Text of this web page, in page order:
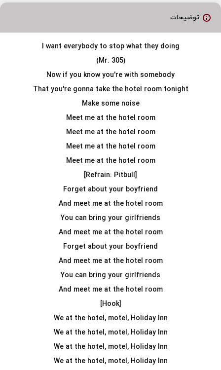
توضیحات
I want everybody to stop what they doing
(Mr. 305)
Now if you know you're with somebody
That you're gonna take the hotel room tonight
Make some noise
Meet me at the hotel room
Meet me at the hotel room
Meet me at the hotel room
Meet me at the hotel room
[Refrain: Pitbull]
Forget about your boyfriend
And meet me at the hotel room
You can bring your girlfriends
And meet me at the hotel room
Forget about your boyfriend
And meet me at the hotel room
You can bring your girlfriends
And meet me at the hotel room
[Hook]
We at the hotel, motel, Holiday Inn
We at the hotel, motel, Holiday Inn
We at the hotel, motel, Holiday Inn
We at the hotel, motel, Holiday Inn